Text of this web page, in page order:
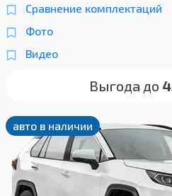
Сравнение комплектаций
Фото
Видео
Выгода до
авто в наличии